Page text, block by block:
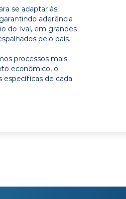
se adaptar às
aderência
do Ivaí, em grandes
pelo país.
processos mais
econômico, o
específicas de cada